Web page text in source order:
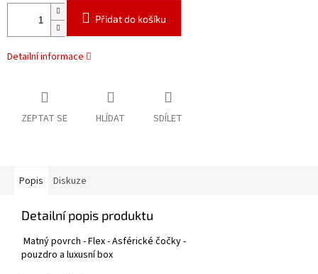
Přidat do košíku
Detailní informace
ZEPTAT SE HLÍDAT SDÍLET
Popis Diskuze
Detailní popis produktu
Matný povrch - Flex - Asférické čočky -
pouzdro a luxusní box